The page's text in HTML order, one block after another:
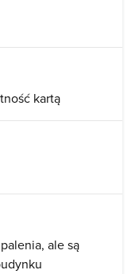
kartą
ale są